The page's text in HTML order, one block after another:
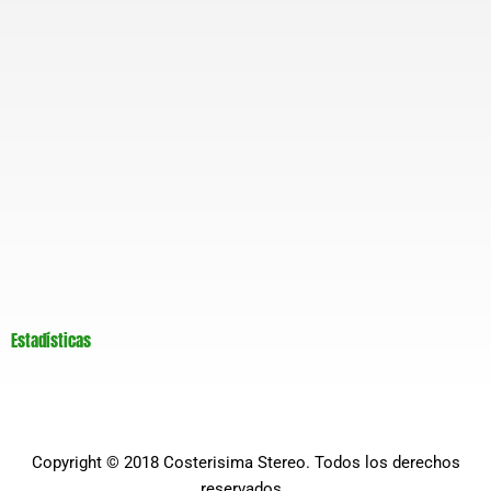
Estadísticas
Copyright © 2018 Costerisima Stereo. Todos los derechos